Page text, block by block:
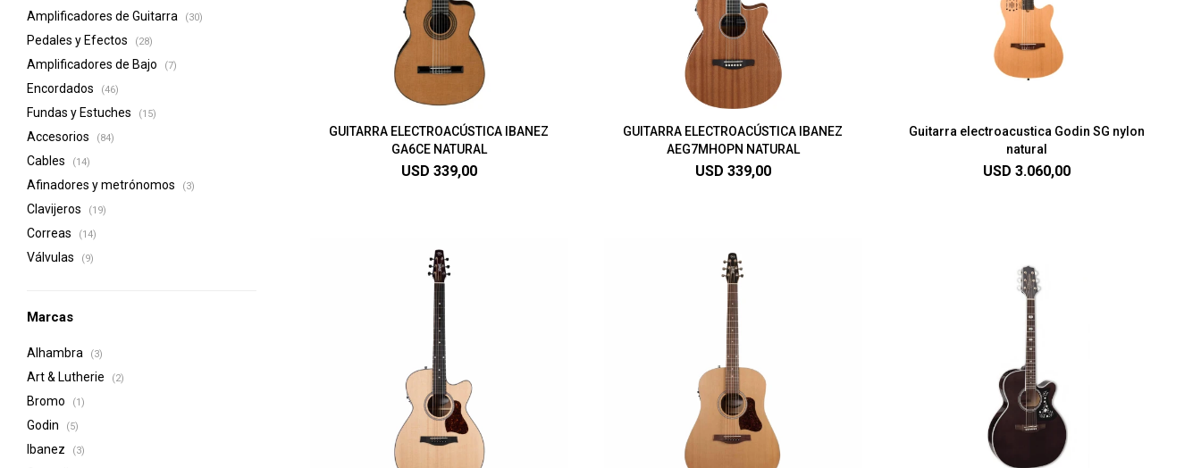
GUITARRA ELECTROACÚSTICA IBANEZ
GA6CE NATURAL
USD 339,00
GUITARRA ELECTROACÚSTICA IBANEZ
AEG7MHOPN NATURAL
USD 339,00
Guitarra electroacustica Godin SG nylon
natural
USD 3.060,00
Amplificadores de Guitarra (30)
Pedales y Efectos (28)
Amplificadores de Bajo (7)
Encordados (46)
Fundas y Estuches (15)
Accesorios (84)
Cables (14)
Afinadores y metrónomos (3)
Clavijeros (19)
Correas (14)
Válvulas (9)
Marcas
Alhambra (3)
Art & Lutherie (2)
Bromo (1)
Godin (5)
Ibanez (3)